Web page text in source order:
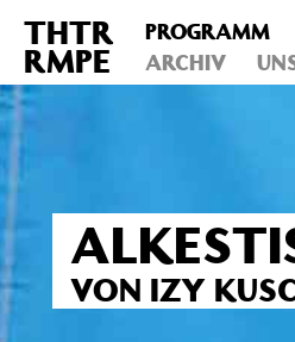
Deprecated : Die Funktion
includes/functions.phpon line
THTR
RMPE
PROGRAMM
ARCHIV
VON IZY